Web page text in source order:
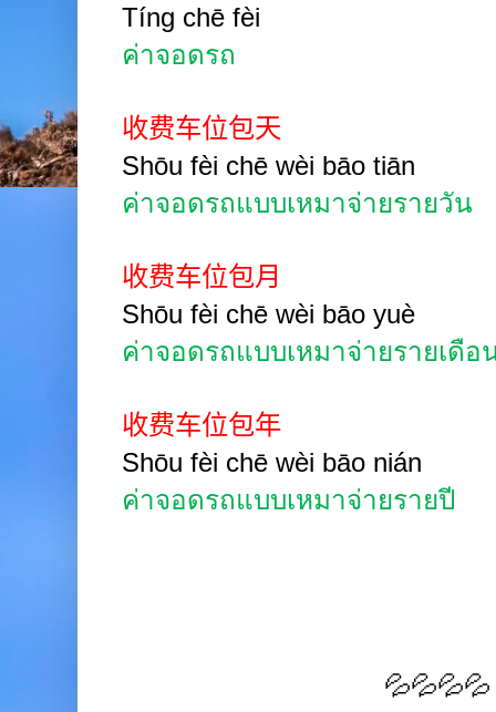
Tíng chē fèi
ค่าจอดรถ
收费车位包天
Shōu fèi chē wèi bāo tiān
ค่าจอดรถแบบเหมาจ่ายรายวัน
收费车位包月
Shōu fèi chē wèi bāo yuè
ค่าจอดรถแบบเหมาจ่ายรายเดือ
收费车位包年
Shōu fèi chē wèi bāo nián
ค่าจอดรถแบบเหมาจ่ายรายปี
💦💦💦💦